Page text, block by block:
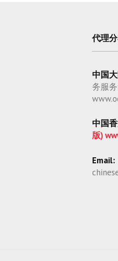
代理
中国
务服
中国
版)
Email: